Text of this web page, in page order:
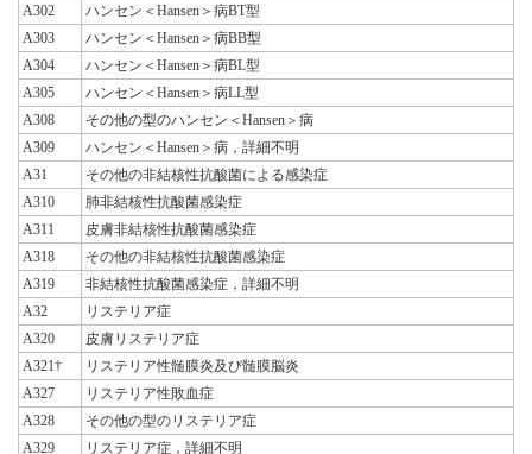
A302
ハンセン＜Hansen＞病BT型
A303
ハンセン＜Hansen＞病BB型
A304
ハンセン＜Hansen＞病BL型
A305
ハンセン＜Hansen＞病LL型
A308
その他の型のハンセン＜Hansen＞病
A309
ハンセン＜Hansen＞病，詳細不明
A31
その他の非結核性抗酸菌による感染症
A310
肺非結核性抗酸菌感染症
A311
皮膚非結核性抗酸菌感染症
A318
その他の非結核性抗酸菌感染症
A319
非結核性抗酸菌感染症，詳細不明
A32
リステリア症
A320
皮膚リステリア症
A321†
リステリア性髄膜炎及び髄膜脳炎
A327
リステリア性敗血症
A328
その他の型のリステリア症
A329
リステリア症，詳細不明